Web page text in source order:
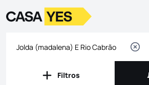
LogoIr para a homepage
Filtros
Filtros